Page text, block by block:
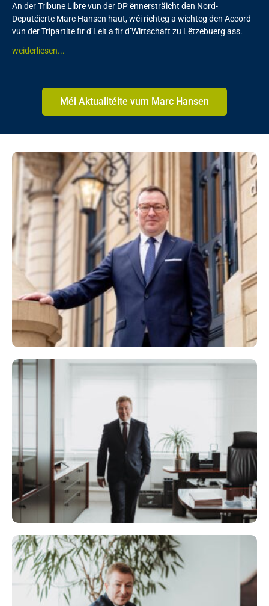
An der Tribune Libre vun der DP ënnersträicht den Nord-
Deputéierte Marc Hansen haut, wéi richteg a wichteg den Accord
vun der Tripartite fir d’Leit a fir d’Wirtschaft zu Lëtzebuerg ass.
weiderliesen...
Méi Aktualitéite vum Marc Hansen